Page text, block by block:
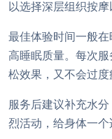
以选择深层组织按摩
最佳体验时间一般
高睡眠质量。每次
松效果，又不会过度
服务后建议补充水
烈活动，给身体一个